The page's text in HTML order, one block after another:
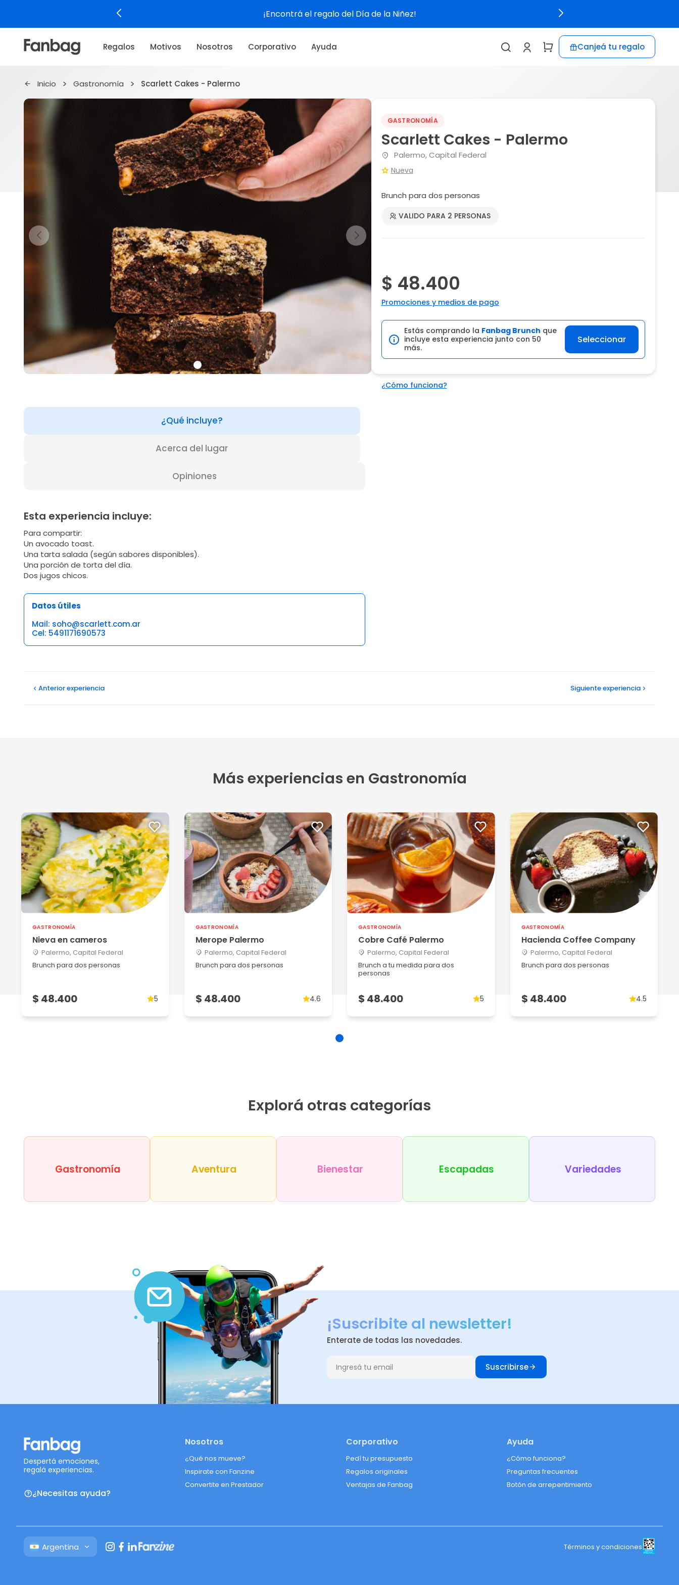
¡Encontrá el regalo del Día de la Niñez!
Regalos Motivos Nosotros Corporativo Ayuda Canjeá tu regalo
Inicio Gastronomía Scarlett Cakes - Palermo
GASTRONOMÍA
Scarlett Cakes - Palermo
Palermo, Capital Federal
Nueva
Brunch para dos personas
VALIDO PARA 2 PERSONAS
$ 48.400
Promociones y medios de pago
Estás comprando la Fanbag Brunch que
incluye esta experiencia junto con 50
más.
Seleccionar
¿Cómo funciona?
¿Qué incluye?
Acerca del lugar
Opiniones
Esta experiencia incluye:
Para compartir:
Un avocado toast.
Una tarta salada (según sabores disponibles).
Una porción de torta del día.
Dos jugos chicos.
Datos útiles
Mail: soho@scarlett.com.ar
Cel: 5491171690573
Anteriorexperiencia Siguienteexperiencia
Más experiencias en Gastronomía
GASTRONOMÍA
Nieva en cameros
Palermo, Capital Federal
Brunch para dos personas
$ 48.400 5
GASTRONOMÍA
Merope Palermo
Palermo, Capital Federal
Brunch para dos personas
$ 48.400 4.6
GASTRONOMÍA
Cobre Café Palermo
Palermo, Capital Federal
Brunch a tu medida para dos
personas
$ 48.400 5
GASTRONOMÍA
Hacienda Coffee Company
Palermo, Capital Federal
Brunch para dos personas
$ 48.400 4.5
Explorá otras categorías
Gastronomía Aventura Bienestar Escapadas Variedades
¡Suscribite al newsletter!
Enterate de todas las novedades.
Suscribirse
Despertá emociones,
regalá experiencias.
¿Necesitas ayuda?
Nosotros
¿Qué nos mueve?
Inspirate con Fanzine
Convertite en Prestador
Corporativo
Pedí tu presupuesto
Regalos originales
Ventajas de Fanbag
Ayuda
¿Cómo funciona?
Preguntas frecuentes
Botón de arrepentimiento
Argentina Términos y condiciones